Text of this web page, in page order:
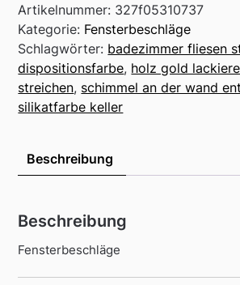
Artikelnummer: 327f05310737
Kategorie: Fensterbeschläge
Schlagwörter: badezimmer fliesen
dispositionsfarbe, holz gold
streichen, schimmel an der wand
silikatfarbe keller
Beschreibung
Beschreibung
Fensterbeschläge